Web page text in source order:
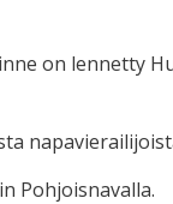
on lennetty
Pohjoisnavalla.